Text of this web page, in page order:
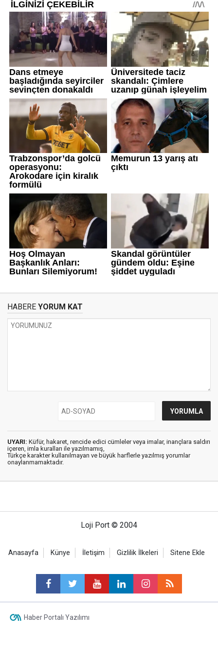
HABERE YORUM KAT
UYARI: Küfür, hakaret, rencide edici cümleler veya imalar, inançlara saldırı
içeren, imla kuralları ile yazılmamış,
Türkçe karakter kullanılmayan ve büyük harflerle yazılmış yorumlar
onaylanmamaktadır.
Loji Port © 2004
Anasayfa Künye İletişim Gizlilik İlkeleri Sitene Ekle
Haber Portalı Yazılımı